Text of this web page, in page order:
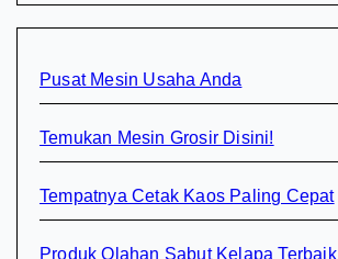
Pusat Mesin Usaha Anda
Temukan Mesin Grosir Disini!
Tempatnya Cetak Kaos Paling Cepat
Produk Olahan Sabut Kelapa Terbaik